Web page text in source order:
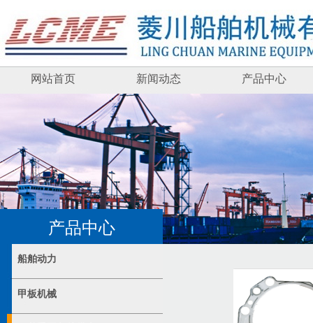
网站首页 新闻动态 产品中心
产品中心
船舶动力
甲板机械